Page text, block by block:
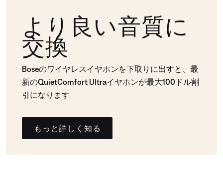
より良い音質に
交換
Boseのワイヤレスイヤホンを下取りに出すと、最
新のQuietComfort Ultraイヤホンが最大100ドル割
引になります
もっと詳しく知る